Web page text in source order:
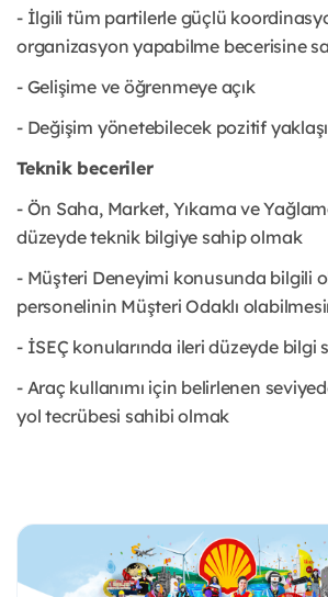
- İlgili tüm partilerle güçlü
organizasyon yapabilme becerisine
- Gelişime ve öğrenmeye açık
- Değişim yönetebilecek pozitif
Teknik beceriler
- Ön Saha, Market, Yıkama ve
düzeyde teknik bilgiye sahip olmak
- Müşteri Deneyimi konusunda bilgili
personelinin Müşteri Odaklı
- İSEÇ konularında ileri düzeyde bilgi
- Araç kullanımı için belirlenen
yol tecrübesi sahibi olmak